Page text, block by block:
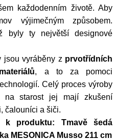
každodenním životě. Aby
výjimečným způsobem.
byly ty největší designové
jsou vyráběny z prvotřídních
, a to za pomoci
Celý proces výroby
starost jej mají zkušení
čalouníci a šiči.
k produktu: Tmavě šedá
MESONICA Musso 211 cm